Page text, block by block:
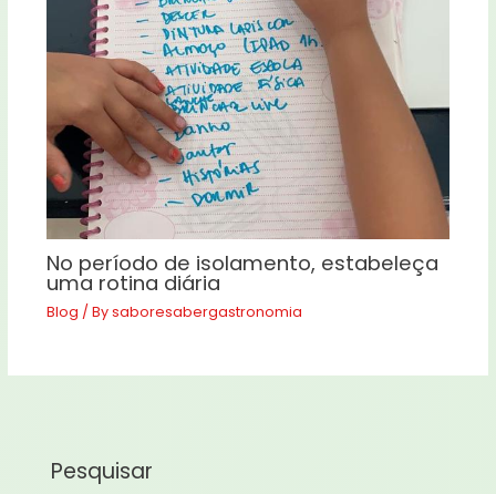
No período de isolamento, estabeleça
uma rotina diária
Blog / Bysaboresabergastronomia
Pesquisar